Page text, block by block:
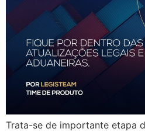
Trata-se de importante etapa